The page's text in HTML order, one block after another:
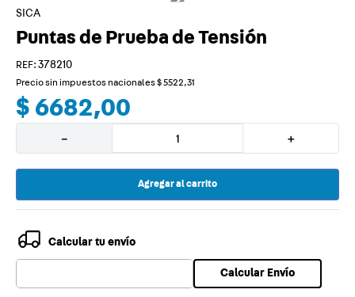
SICA
Puntas de Prueba de Tensión
: 378210
Precio sin impuestos nacionales$5522,31
$ 6682,00
＋
－
Agregar al carrito
Calcular tu envío
Calcular Envío
1.
2.
tomacorriente
3.
liston led
5.
plafon
7.
smart
8.
termica
9.
10. usb